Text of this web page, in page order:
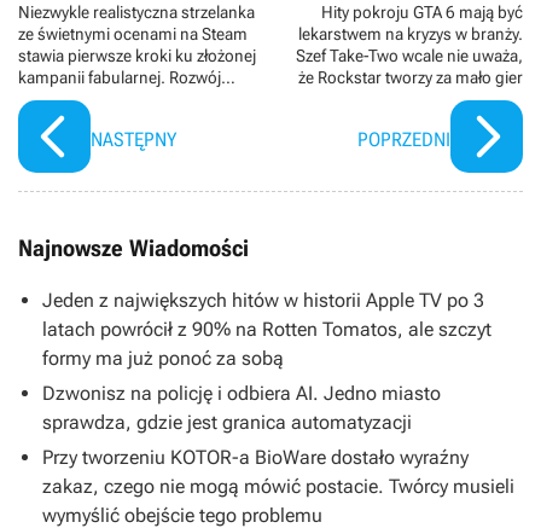
Niezwykle realistyczna strzelanka
ze świetnymi ocenami na Steam
stawia pierwsze kroki ku złożonej
kampanii fabularnej. Rozwój
Ground Branch trwa
NASTĘPNY
Hity pokroju GTA 6 mają być
lekarstwem na kryzys w branży.
Szef Take-Two wcale nie uważa,
że Rockstar tworzy za mało gier
POPRZEDNI
Najnowsze Wiadomości
Jeden z największych hitów w historii Apple TV po 3
latach powrócił z 90% na Rotten Tomatos, ale szczyt
formy ma już ponoć za sobą
Dzwonisz na policję i odbiera AI. Jedno miasto
sprawdza, gdzie jest granica automatyzacji
Przy tworzeniu KOTOR-a BioWare dostało wyraźny
zakaz, czego nie mogą mówić postacie. Twórcy musieli
wymyślić obejście tego problemu